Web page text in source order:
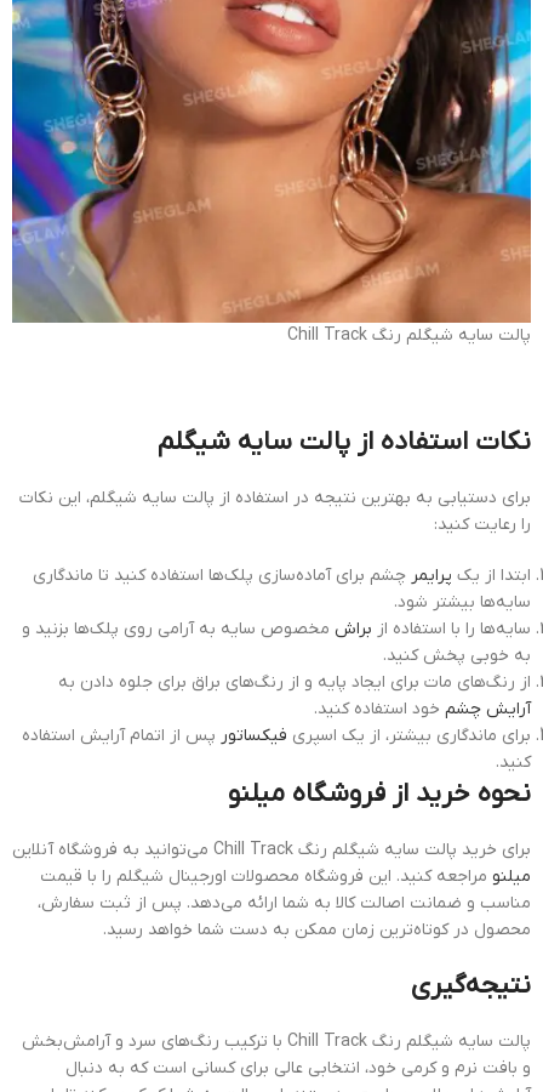
پالت سایه شیگلم رنگ Chill Track
نکات استفاده از پالت سایه شیگلم
برای دستیابی به بهترین نتیجه در استفاده از پالت سایه شیگلم، این نکات
را رعایت کنید:
ابتدا از یک پرایمر چشم برای آماده‌سازی پلک‌ها استفاده کنید تا ماندگاری
سایه‌ها بیشتر شود.
سایه‌ها را با استفاده از براش مخصوص سایه به آرامی روی پلک‌ها بزنید و
به خوبی پخش کنید.
از رنگ‌های مات برای ایجاد پایه و از رنگ‌های براق برای جلوه دادن به
آرایش چشم خود استفاده کنید.
برای ماندگاری بیشتر، از یک اسپری فیکساتور پس از اتمام آرایش استفاده
کنید.
نحوه خرید از فروشگاه میلنو
برای خرید پالت سایه شیگلم رنگ Chill Track می‌توانید به فروشگاه آنلاین
میلنو مراجعه کنید. این فروشگاه محصولات اورجینال شیگلم را با قیمت
مناسب و ضمانت اصالت کالا به شما ارائه می‌دهد. پس از ثبت سفارش،
محصول در کوتاه‌ترین زمان ممکن به دست شما خواهد رسید.
نتیجه‌گیری
پالت سایه شیگلم رنگ Chill Track با ترکیب رنگ‌های سرد و آرامش‌بخش
و بافت نرم و کرمی خود، انتخابی عالی برای کسانی است که به دنبال